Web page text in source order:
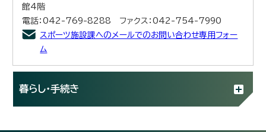
館4階
電話：042-769-8288 ファクス：042-754-7990
スポーツ施設課へのメールでのお問い合わせ専用フォー
ム
暮らし・手続き